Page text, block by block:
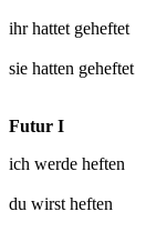
ihr hattet geheftet
sie hatten geheftet
Futur I
ich werde heften
du wirst heften